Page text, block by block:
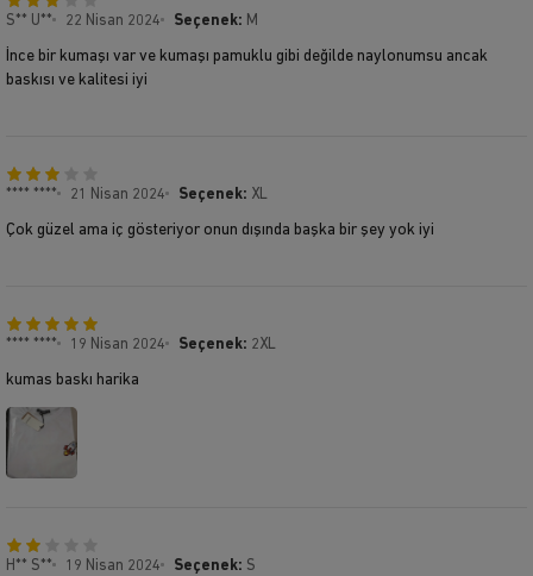
S** U** 22 Nisan 2024 Seçenek: M
İnce bir kumaşı var ve kumaşı pamuklu gibi değilde naylonumsu ancak
baskısı ve kalitesi iyi
**** **** 21 Nisan 2024 Seçenek: XL
Çok güzel ama iç gösteriyor onun dışında başka bir şey yok iyi
**** **** 19 Nisan 2024 Seçenek: 2XL
kumas baskı harika
H** S** 19 Nisan 2024 Seçenek: S